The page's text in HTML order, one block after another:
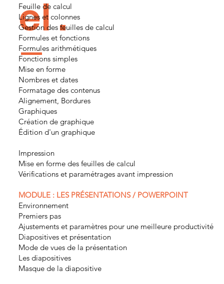
el .
Feuille de calcul
Lignes et colonnes
Gestion des feuilles de calcul
Formules et fonctions
Formules arithmétiques
Fonctions simples
Mise en forme
Nombres et dates
Formatage des contenus
Alignement, Bordures
Graphiques
Création de graphique
Édition d'un graphique
Impression
Mise en forme des feuilles de calcul
Vérifications et paramétrages avant impression
MODULE : LES PRÉSENTATIONS / POWERPOINT
Environnement
Premiers pas
Ajustements et paramètres pour une meilleure productivité
Diapositives et présentation
Mode de vues de la présentation
Les diapositives
Masque de la diapositive